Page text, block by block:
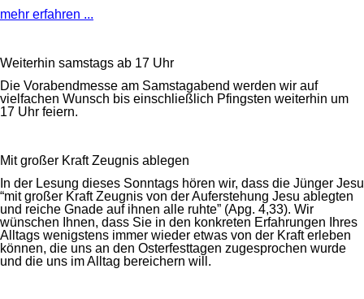
mehr erfahren ...
Weiterhin samstags ab 17 Uhr
Die Vorabendmesse am Samstagabend werden wir auf
vielfachen Wunsch bis einschließlich Pfingsten weiterhin um
17 Uhr feiern.
Mit großer Kraft Zeugnis ablegen
In der Lesung dieses Sonntags hören wir, dass die Jünger Jesu
“mit großer Kraft Zeugnis von der Auferstehung Jesu ablegten
und reiche Gnade auf ihnen alle ruhte” (Apg. 4,33). Wir
wünschen Ihnen, dass Sie in den konkreten Erfahrungen Ihres
Alltags wenigstens immer wieder etwas von der Kraft erleben
können, die uns an den Osterfesttagen zugesprochen wurde
und die uns im Alltag bereichern will.